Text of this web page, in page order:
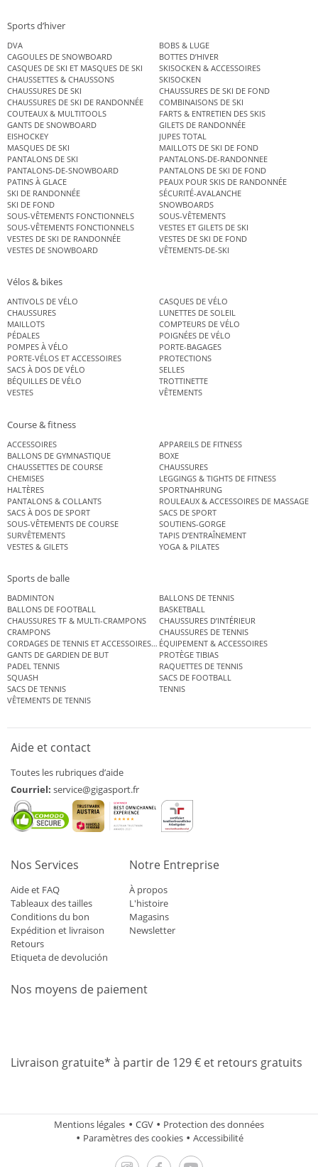
Sports d’hiver
DVA
BOBS & LUGE
CAGOULES DE SNOWBOARD
BOTTES D’HIVER
CASQUES DE SKI ET MASQUES DE SKI
SKISOCKEN & ACCESSOIRES
CHAUSSETTES & CHAUSSONS
SKISOCKEN
CHAUSSURES DE SKI
CHAUSSURES DE SKI DE FOND
CHAUSSURES DE SKI DE RANDONNÉE
COMBINAISONS DE SKI
COUTEAUX & MULTITOOLS
FARTS & ENTRETIEN DES SKIS
GANTS DE SNOWBOARD
GILETS DE RANDONNÉE
EISHOCKEY
JUPES TOTAL
MASQUES DE SKI
MAILLOTS DE SKI DE FOND
PANTALONS DE SKI
PANTALONS-DE-RANDONNEE
PANTALONS-DE-SNOWBOARD
PANTALONS DE SKI DE FOND
PATINS À GLACE
PEAUX POUR SKIS DE RANDONNÉE
SKI DE RANDONNÉE
SÉCURITÉ-AVALANCHE
SKI DE FOND
SNOWBOARDS
SOUS-VÊTEMENTS FONCTIONNELS
SOUS-VÊTEMENTS
SOUS-VÊTEMENTS FONCTIONNELS
VESTES ET GILETS DE SKI
VESTES DE SKI DE RANDONNÉE
VESTES DE SKI DE FOND
VESTES DE SNOWBOARD
VÊTEMENTS-DE-SKI
Vélos & bikes
ANTIVOLS DE VÉLO
CASQUES DE VÉLO
CHAUSSURES
LUNETTES DE SOLEIL
MAILLOTS
COMPTEURS DE VÉLO
PÉDALES
POIGNÉES DE VÉLO
POMPES À VÉLO
PORTE-BAGAGES
PORTE-VÉLOS ET ACCESSOIRES
PROTECTIONS
SACS À DOS DE VÉLO
SELLES
BÉQUILLES DE VÉLO
TROTTINETTE
VESTES
VÊTEMENTS
Course & fitness
ACCESSOIRES
APPAREILS DE FITNESS
BALLONS DE GYMNASTIQUE
BOXE
CHAUSSETTES DE COURSE
CHAUSSURES
CHEMISES
LEGGINGS & TIGHTS DE FITNESS
HALTÈRES
SPORTNAHRUNG
PANTALONS & COLLANTS
ROULEAUX & ACCESSOIRES DE MASSAGE
SACS À DOS DE SPORT
SACS DE SPORT
SOUS-VÊTEMENTS DE COURSE
SOUTIENS-GORGE
SURVÊTEMENTS
TAPIS D’ENTRAÎNEMENT
VESTES & GILETS
YOGA & PILATES
Sports de balle
BADMINTON
BALLONS DE TENNIS
BALLONS DE FOOTBALL
BASKETBALL
CHAUSSURES TF & MULTI-CRAMPONS
CHAUSSURES D’INTÉRIEUR
CRAMPONS
CHAUSSURES DE TENNIS
CORDAGES DE TENNIS ET ACCESSOIRES DE TENNISÉQUIPEMENT & ACCESSOIRES
GANTS DE GARDIEN DE BUT
PROTÈGE TIBIAS
PADEL TENNIS
RAQUETTES DE TENNIS
SQUASH
SACS DE FOOTBALL
SACS DE TENNIS
TENNIS
VÊTEMENTS DE TENNIS
Aide et contact
Toutes les rubriques d’aide
Courriel: service@gigasport.fr
Nos Services
Aide et FAQ
Tableaux des tailles
Conditions du bon
Expédition et livraison
Retours
Etiqueta de devolución
Notre Entreprise
À propos
L'histoire
Magasins
Newsletter
Nos moyens de paiement
Livraison gratuite* à partir de 129 € et retours gratuits
Mentions légales CGV
Protection des données
Paramètres des cookies
Accessibilité